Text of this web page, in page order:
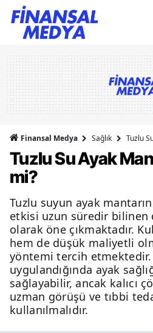
Finansal Medya Sağlık Tuzlu
Tuzlu Su Ayak
mi?
Tuzlu suyun ayak
etkisi uzun süredir bilinen
olarak öne çıkmaktadır.
hem de düşük maliyetli
yöntemi tercih
uygulandığında ayak
sağlayabilir, ancak kalıcı
uzman görüşü ve tıbbi
kullanılmalıdır.